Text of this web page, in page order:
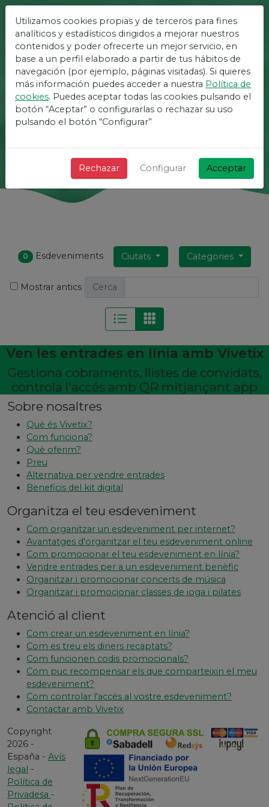
La Plataforma Més Fàcil
Per A Esdeveniments
¡ + Ràpid + Senzill i gratis !
Cerca
0 Esdeveniments Ciutats Categories
Mostrar antics Cerca
Ven les entrades en línia amb Vivetix
Gestiona cobraments, llistes de convidats,
controla l'accés amb QR mitjançant app
Sobre nosaltres
Què és Vivetix?
Com funciona?
Què oferim?
Preu
Alternativa per vendre entrades
Beneficis del kit digital
Organitza el teu esdeveniment
Com organitzar un esdeveniment per internet?
Avantatges d'organitzar el teu esdeveniment online
Com promocionar el teu esdeveniment en línia?
Vendre entrades per a un esdeveniment benèfic
Organitzar i promocionar concerts de música
Organitzar i promocionar classes de ioga i pilates
Atenció al client
Com crear un esdeveniment en línia?
Com es treu els diners recaptats?
Com funcionen codis promocionals?
Com puc recompensar els que comparteixin el meu
esdeveniment?
Com controlar l'accés al vostre esdeveniment?
Contactar amb Vivetix
Copyright
2026 -
España - Avís
legal -
Política de
Privadesa -
Utilizamos cookies propias y de terceros para fines
analíticos y estadísticos dirigidos a mejorar nuestros
contenidos y poder ofrecerte un mejor servicio, en
base a un perfil elaborado a partir de tus hábitos de
navegación (por ejemplo, páginas visitadas). Si quieres
más información puedes acceder a nuestra Política de
cookies. Puedes aceptar todas las cookies pulsando el
botón “Aceptar” o configurarlas o rechazar su uso
pulsando el botón “Configurar”
Rechazar Configurar Acceptar